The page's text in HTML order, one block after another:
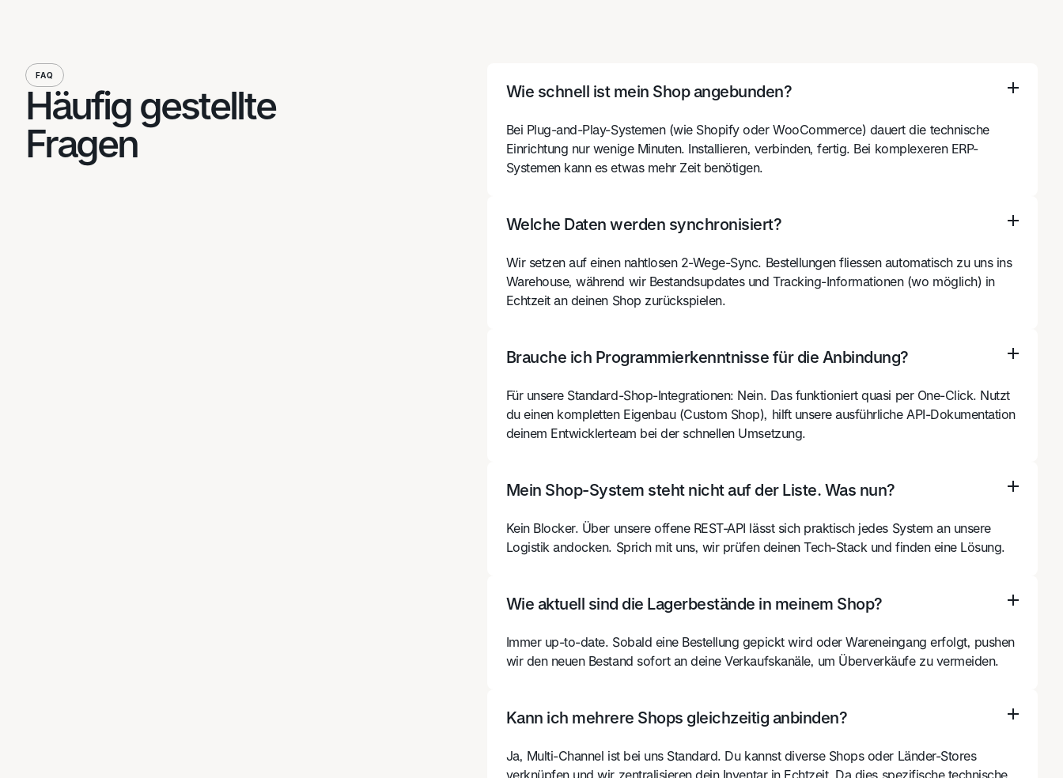
FAQ
Häufig gestellte
Fragen
Wie schnell ist mein Shop angebunden?
Bei Plug-and-Play-Systemen (wie Shopify oder WooCommerce) dauert die technische
Einrichtung nur wenige Minuten. Installieren, verbinden, fertig. Bei komplexeren ERP-
Systemen kann es etwas mehr Zeit benötigen.
Welche Daten werden synchronisiert?
Wir setzen auf einen nahtlosen 2-Wege-Sync. Bestellungen fliessen automatisch zu uns ins
Warehouse, während wir Bestandsupdates und Tracking-Informationen (wo möglich) in
Echtzeit an deinen Shop zurückspielen.
Brauche ich Programmierkenntnisse für die Anbindung?
Für unsere Standard-Shop-Integrationen: Nein. Das funktioniert quasi per One-Click. Nutzt
du einen kompletten Eigenbau (Custom Shop), hilft unsere ausführliche API-Dokumentation
deinem Entwicklerteam bei der schnellen Umsetzung.
Mein Shop-System steht nicht auf der Liste. Was nun?
Kein Blocker. Über unsere offene REST-API lässt sich praktisch jedes System an unsere
Logistik andocken. Sprich mit uns, wir prüfen deinen Tech-Stack und finden eine Lösung.
Wie aktuell sind die Lagerbestände in meinem Shop?
Immer up-to-date. Sobald eine Bestellung gepickt wird oder Wareneingang erfolgt, pushen
wir den neuen Bestand sofort an deine Verkaufskanäle, um Überverkäufe zu vermeiden.
Kann ich mehrere Shops gleichzeitig anbinden?
Ja, Multi-Channel ist bei uns Standard. Du kannst diverse Shops oder Länder-Stores
verknüpfen und wir zentralisieren dein Inventar in Echtzeit. Da dies spezifische technische